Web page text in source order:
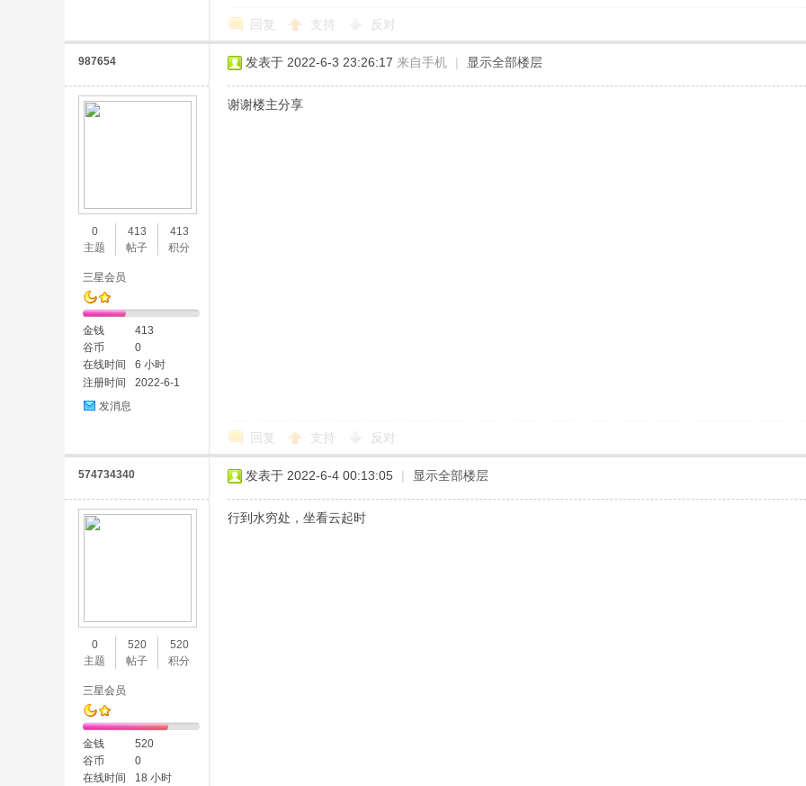
回复 支持 反对
987654
0
主题
413
帖子
413
积分
三星会员
金钱
413
谷币
0
在线时间
6 小时
注册时间
2022-6-1
发消息
发表于 2022-6-3 23:26:17 来自手机 | 显示全部楼层
谢谢楼主分享
回复 支持 反对
574734340
0
主题
520
帖子
520
积分
三星会员
金钱
520
谷币
0
在线时间
18 小时
发表于 2022-6-4 00:13:05 | 显示全部楼层
行到水穷处，坐看云起时